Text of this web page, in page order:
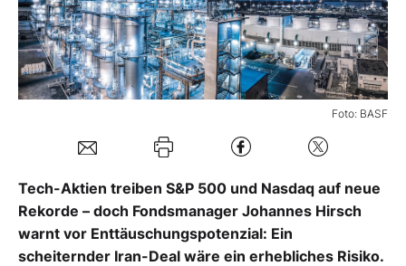
Mein Konto
Foto: BASF
Tech-Aktien treiben S&P 500 und Nasdaq auf neue
Rekorde – doch Fondsmanager Johannes Hirsch
warnt vor Enttäuschungspotenzial: Ein
scheiternder Iran-Deal wäre ein erhebliches Risiko.